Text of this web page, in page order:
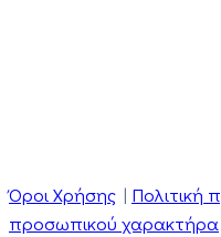
Όροι Χρήσης | Πολιτική
προσωπικού χαρακτήρα